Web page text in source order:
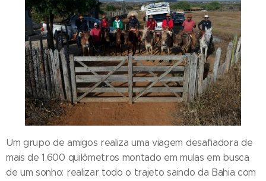
Um grupo de amigos realiza uma viagem desafiadora de
mais de 1.600 quilômetros montado em mulas em busca
de um sonho: realizar todo o trajeto saindo da Bahia com